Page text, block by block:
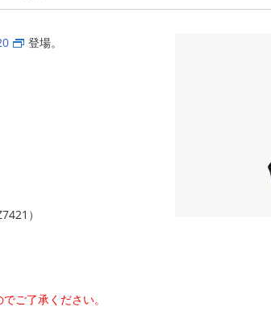
登場。
）
ご了承ください。